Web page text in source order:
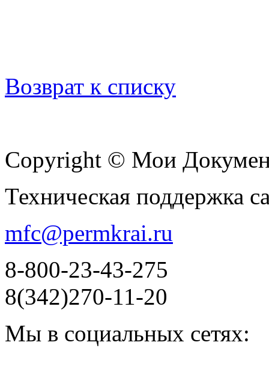
Возврат к списку
Copyright © Мои
Техническая поддержка
mfc@permkrai.ru
8-800-23-43-275
8(342)270-11-20
Мы в социальных сетях: